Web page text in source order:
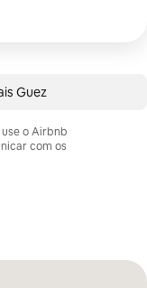
Guez
o Airbnb
com os